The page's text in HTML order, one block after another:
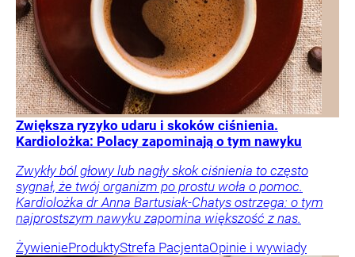
Zwiększa ryzyko udaru i skoków ciśnienia.
Kardiolożka: Polacy zapominają o tym nawyku
Zwykły ból głowy lub nagły skok ciśnienia to często
sygnał, że twój organizm po prostu woła o pomoc.
Kardiolożka dr Anna Bartusiak-Chatys ostrzega: o tym
najprostszym nawyku zapomina większość z nas.
ŻywienieProduktyStrefa PacjentaOpinie i wywiady